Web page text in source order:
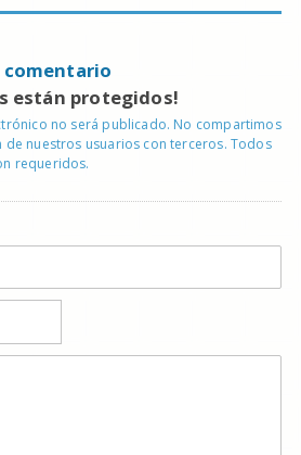
comentario
están protegidos!
no será publicado. No compartimos
de nuestros usuarios con terceros. Todos
requeridos.